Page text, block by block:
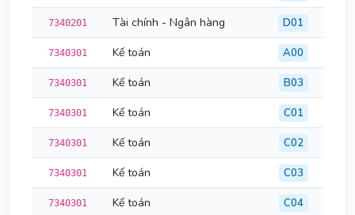
7340201 Tài chính - Ngân hàng D01
7340301 Kế toán A00
7340301 Kế toán B03
7340301 Kế toán C01
7340301 Kế toán C02
7340301 Kế toán C03
7340301 Kế toán C04